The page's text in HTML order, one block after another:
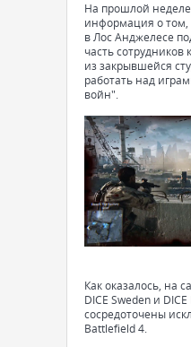
На прошлой
информация о том,
в Лос Анджелесе
часть сотрудников
из закрывшейся
работать над
войн".
Как оказалось, на
DICE Sweden и DICE
сосредоточены
Battlefield 4.